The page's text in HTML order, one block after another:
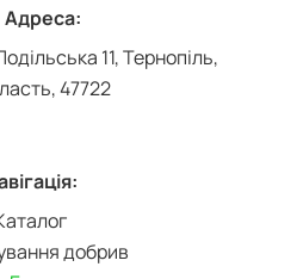
Адреса:
11, Тернопіль,
47722
добрив